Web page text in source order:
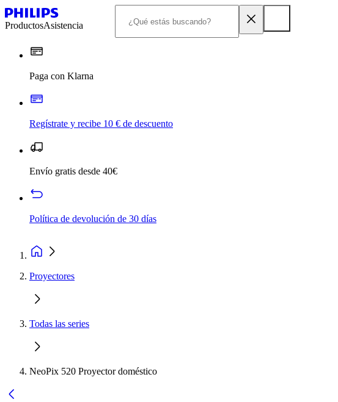
ProductosAsistencia
Paga con Klarna
Regístrate y recibe 10 € de descuento
Envío gratis desde 40€
Política de devolución de 30 días
Proyectores
Todas las series
NeoPix 520 Proyector doméstico